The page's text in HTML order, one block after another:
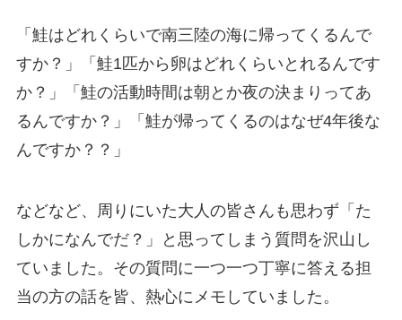
「鮭はどれくらいで南三陸の海に帰ってくるんで
すか？」「鮭1匹から卵はどれくらいとれるんです
か？」「鮭の活動時間は朝とか夜の決まりってあ
るんですか？」「鮭が帰ってくるのはなぜ4年後な
んですか？？」
などなど、周りにいた大人の皆さんも思わず「た
しかになんでだ？」と思ってしまう質問を沢山し
ていました。その質問に一つ一つ丁寧に答える担
当の方の話を皆、熱心にメモしていました。